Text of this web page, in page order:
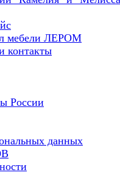
мебели ЛЕРОМ
контакты
России
данных